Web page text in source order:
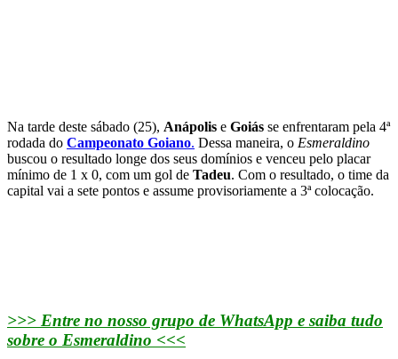
Na tarde deste sábado (25), Anápolis e Goiás se enfrentaram pela 4ª
rodada do Campeonato Goiano. Dessa maneira, o Esmeraldino
buscou o resultado longe dos seus domínios e venceu pelo placar
mínimo de 1 x 0, com um gol de Tadeu. Com o resultado, o time da
capital vai a sete pontos e assume provisoriamente a 3ª colocação.
>>> Entre no nosso grupo de WhatsApp e saiba tudo
sobre o Esmeraldino <<<